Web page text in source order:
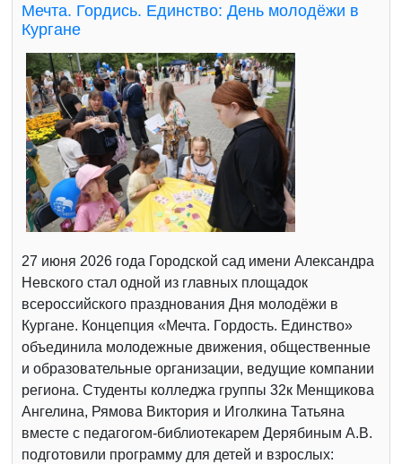
Мечта. Гордись. Единство: День молодёжи в
Кургане
27 июня 2026 года Городской сад имени Александра
Невского стал одной из главных площадок
всероссийского празднования Дня молодёжи в
Кургане. Концепция «Мечта. Гордость. Единство»
объединила молодежные движения, общественные
и образовательные организации, ведущие компании
региона. Студенты колледжа группы 32к Менщикова
Ангелина, Рямова Виктория и Иголкина Татьяна
вместе с педагогом-библиотекарем Дерябиным А.В.
подготовили программу для детей и взрослых: